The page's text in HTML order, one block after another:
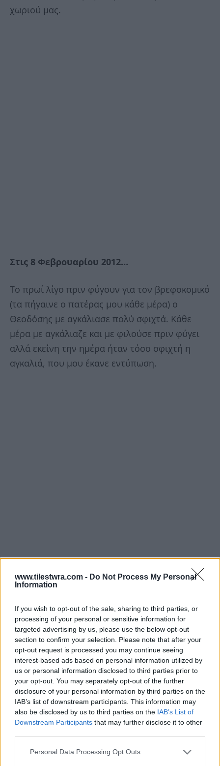
www.tilestwra.com - Do Not Process My Personal
Information
If you wish to opt-out of the sale, sharing to third parties, or
processing of your personal or sensitive information for
targeted advertising by us, please use the below opt-out
section to confirm your selection. Please note that after your
opt-out request is processed you may continue seeing
interest-based ads based on personal information utilized by
us or personal information disclosed to third parties prior to
your opt-out. You may separately opt-out of the further
disclosure of your personal information by third parties on the
IAB’s list of downstream participants. This information may
also be disclosed by us to third parties on the IAB’s List of
Downstream Participants that may further disclose it to other
Personal Data Processing Opt Outs
χωριού μας.
Στις 8 Φεβρουαρίου 2012…
Το πρωί λίγο πριν φύγουν για τον βρεφοκομικό
(τα πήγαινε ο πατέρας μου κάθε μέρα) ο
Θεοδόσης με αγκάλιασε πολύ σφιχτά. Κάθε
μέρα με αγκάλιαζε και με φιλούσε πριν φύγει
αλλά εκείνη την ημέρα ήταν τόσο σφιχτή η
αγκαλιά, που μου έκανε εντύπωση.
Το απόγευμα και συγκεκριμένα στις 3.15,
χτύπησε το τηλέφωνο μου. Ήταν η δασκάλα
του και ήταν πολύ ταραγμένη. Μου είπε:
«Μαρια Λενα τρέξτε ο Θεοδόσης δεν ξυπνά.
Ελάτε γρήγορα έχουν μελανιάσει τα χείλη του».
Σοκαρίστηκα, πήρα αμέσως τον άντρα μου
τηλέφωνο και δεν ξέρω γιατί, εκείνη τη στιγμή